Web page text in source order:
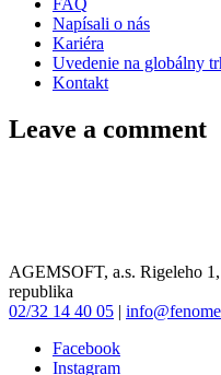
FAQ
Napísali o nás
Kariéra
Uvedenie na globálny
Kontakt
Leave a comment
AGEMSOFT, a.s. Rigeleho
republika
02/32 14 40 05 |
Facebook
Instagram